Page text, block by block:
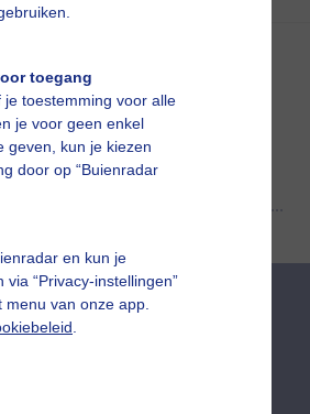
toegang
toestemming voor alle
je voor geen enkel
geven, kun je kiezen
door op “Buienradar
en kun je
“Privacy-instellingen”
van onze app.
Mijn weer